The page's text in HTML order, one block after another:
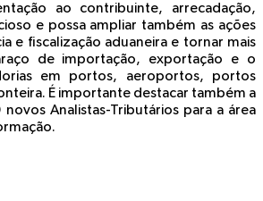
ao contribuinte, arrecadação,
e possa ampliar também as ações
e fiscalização aduaneira e tornar mais
de importação, exportação e o
em portos, aeroportos, portos
É importante destacar também a
Analistas-Tributários para a área